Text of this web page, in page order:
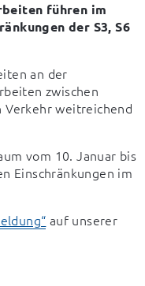
führen im
der S3, S6
an der
zwischen
Verkehr weitreichend
vom 10. Januar bis
Einschränkungen im
auf unserer